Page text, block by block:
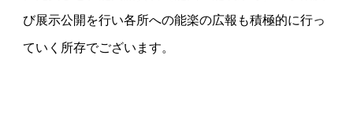
び展示公開を行い各所への能楽の広報も積極的に行っ
ていく所存でございます。